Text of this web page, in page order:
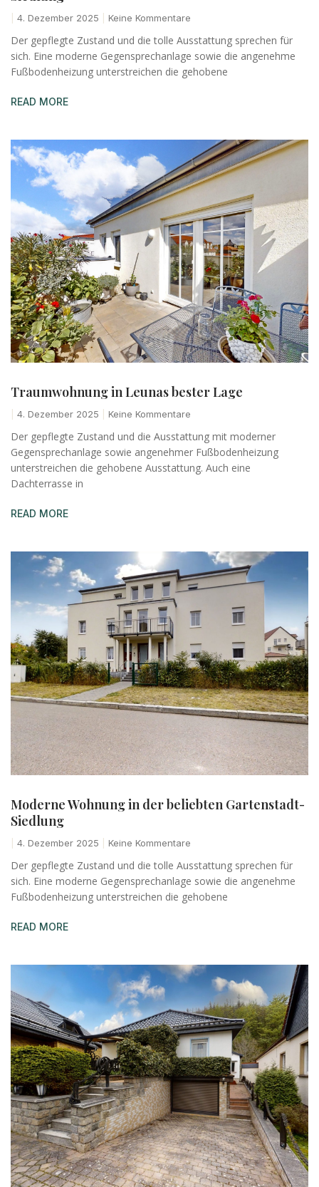
4. Dezember 2025 Keine Kommentare
Der gepflegte Zustand und die tolle Ausstattung sprechen für
sich. Eine moderne Gegensprechanlage sowie die angenehme
Fußbodenheizung unterstreichen die gehobene
READ MORE
Traumwohnung in Leunas bester Lage
4. Dezember 2025 Keine Kommentare
Der gepflegte Zustand und die Ausstattung mit moderner
Gegensprechanlage sowie angenehmer Fußbodenheizung
unterstreichen die gehobene Ausstattung. Auch eine
Dachterrasse in
READ MORE
Moderne Wohnung in der beliebten Gartenstadt-
Siedlung
4. Dezember 2025 Keine Kommentare
Der gepflegte Zustand und die tolle Ausstattung sprechen für
sich. Eine moderne Gegensprechanlage sowie die angenehme
Fußbodenheizung unterstreichen die gehobene
READ MORE